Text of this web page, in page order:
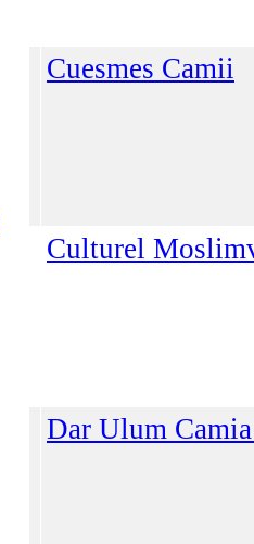
Cuesmes Camii
Culturel
Dar Ulum